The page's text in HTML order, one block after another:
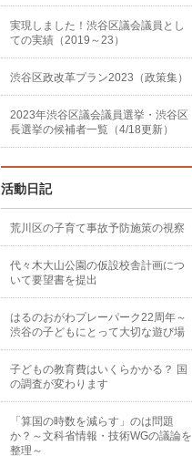
実現しました！渋谷区議会議員とし
ての実績（2019～23）
渋谷区政改革プラン2023（政策集）
2023年渋谷区議会議員選挙・渋谷区
長選挙の候補者一覧（4/18更新）
活動日記
荒川区の子育て事故予防施策の視察
代々木大山公園の仮設校舎計画につ
いて要望書を提出
はるのおがわプレーパーク22周年～
渋谷の子どもにとって大切な遊び場
子どもの教育費はいくらかかる？ 国
の調査が変わります
「算国の時数を減らす」のは問題
か？～文科省情報・技術WGの議論を
整理～